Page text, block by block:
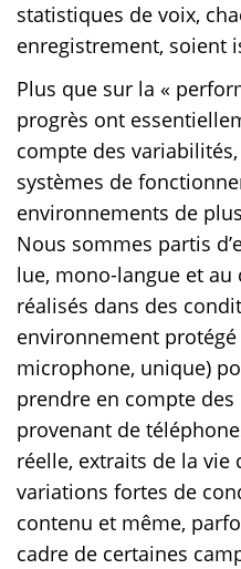
statistiques de voix,
enregistrement, soient
Plus que sur la «
progrès ont
compte des
systèmes de
environnements de
Nous sommes partis
lue, mono-langue et
réalisés dans des
environnement
microphone, unique)
prendre en compte
provenant de
réelle, extraits de la vie
variations fortes de
contenu et même,
cadre de certaines